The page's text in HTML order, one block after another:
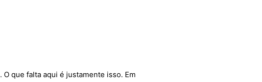
que falta aqui é justamente isso. Em